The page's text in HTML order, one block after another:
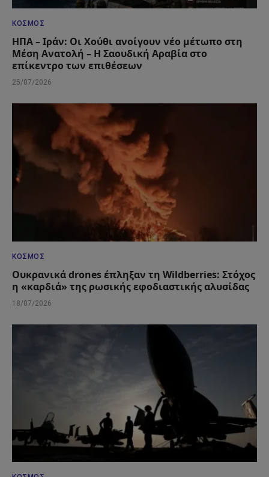
ΚΌΣΜΟΣ
ΗΠΑ – Ιράν: Οι Χούθι ανοίγουν νέο μέτωπο στη
Μέση Ανατολή – Η Σαουδική Αραβία στο
επίκεντρο των επιθέσεων
25/07/2026
ΚΌΣΜΟΣ
Ουκρανικά drones έπληξαν τη Wildberries: Στόχος
η «καρδιά» της ρωσικής εφοδιαστικής αλυσίδας
18/07/2026